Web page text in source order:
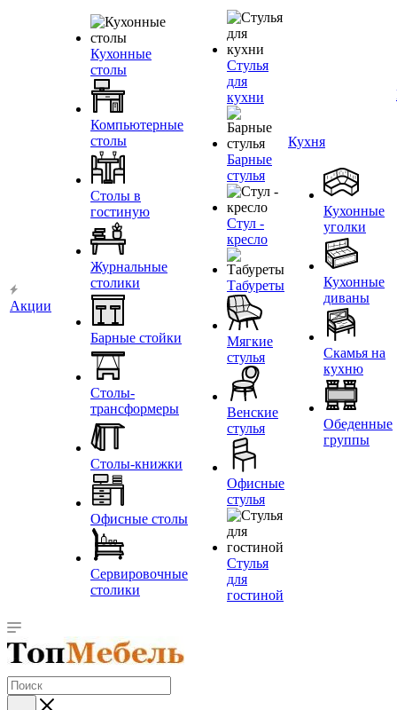
Акции
Кухонные
столы
Компьютерные
столы
Столы в
гостиную
Журнальные
столики
Барные стойки
Столы-
трансформеры
Столы-книжки
Офисные столы
Сервировочные
столики
Стулья
для
кухни
Барные
стулья
Стул -
кресло
Табуреты
Мягкие
стулья
Венские
стулья
Офисные
стулья
Стулья
для
гостиной
Кухня
Кухонные
уголки
Кухонные
диваны
Скамья на
кухню
Обеденные
группы